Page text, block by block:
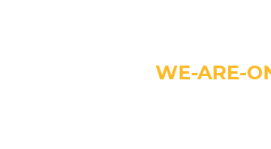
WE-ARE-